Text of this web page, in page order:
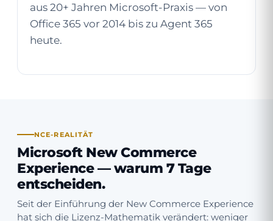
aus 20+ Jahren Microsoft-Praxis — von
Office 365 vor 2014 bis zu Agent 365
heute.
NCE-REALITÄT
Microsoft New Commerce
Experience — warum 7 Tage
entscheiden.
Seit der Einführung der New Commerce Experience
hat sich die Lizenz-Mathematik verändert: weniger